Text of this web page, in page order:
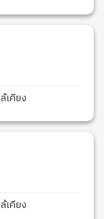
เคียง
เคียง